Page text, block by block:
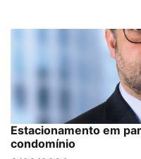
Estacionamento em
condomínio